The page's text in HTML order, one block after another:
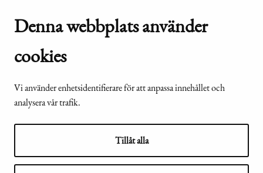
Denna webbplats använder
cookies
Vi använder enhetsidentifierare för att anpassa innehållet och
analysera vår trafik.
Tillåt alla
Uppgifterochorganisation
Vanliga frågor och svar
Tillgänglighetsutlåtande för
webbplatsen presidentti.fi